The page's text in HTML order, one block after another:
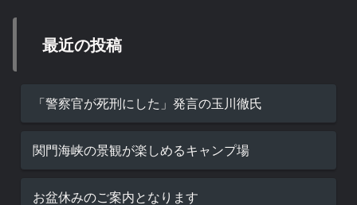
最近の投稿
「警察官が死刑にした」発言の玉川徹氏
関門海峡の景観が楽しめるキャンプ場
お盆休みのご案内となります